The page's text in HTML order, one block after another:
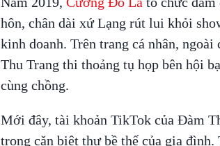
hôn, chân dài xứ Lạng rút lui khỏi
kinh doanh. Trên trang cá nhân,
Thu Trang thi thoảng tụ họp bên hội
cùng chồng.
Mới đây, tài khoản TikTok của Đàm
trong căn biệt thự bề thế của gia